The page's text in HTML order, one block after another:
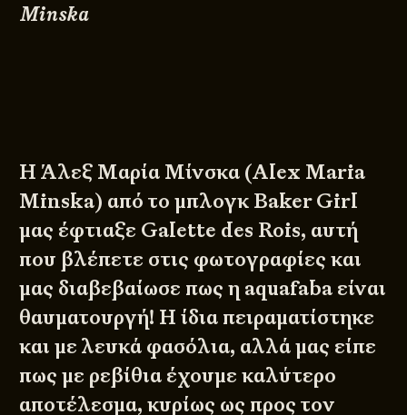
Minska
Η Άλεξ Μαρία Μίνσκα (Alex Maria
Minska) από το μπλογκ Baker Girl
μας έφτιαξε Galette des Rois, αυτή
που βλέπετε στις φωτογραφίες και
μας διαβεβαίωσε πως η aquafaba είναι
θαυματουργή! Η ίδια πειραματίστηκε
και με λευκά φασόλια, αλλά μας είπε
πως με ρεβίθια έχουμε καλύτερο
αποτέλεσμα, κυρίως ως προς τον